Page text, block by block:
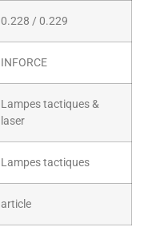
0.228 / 0.229
INFORCE
Lampes tactiques &
laser
Lampes tactiques
article